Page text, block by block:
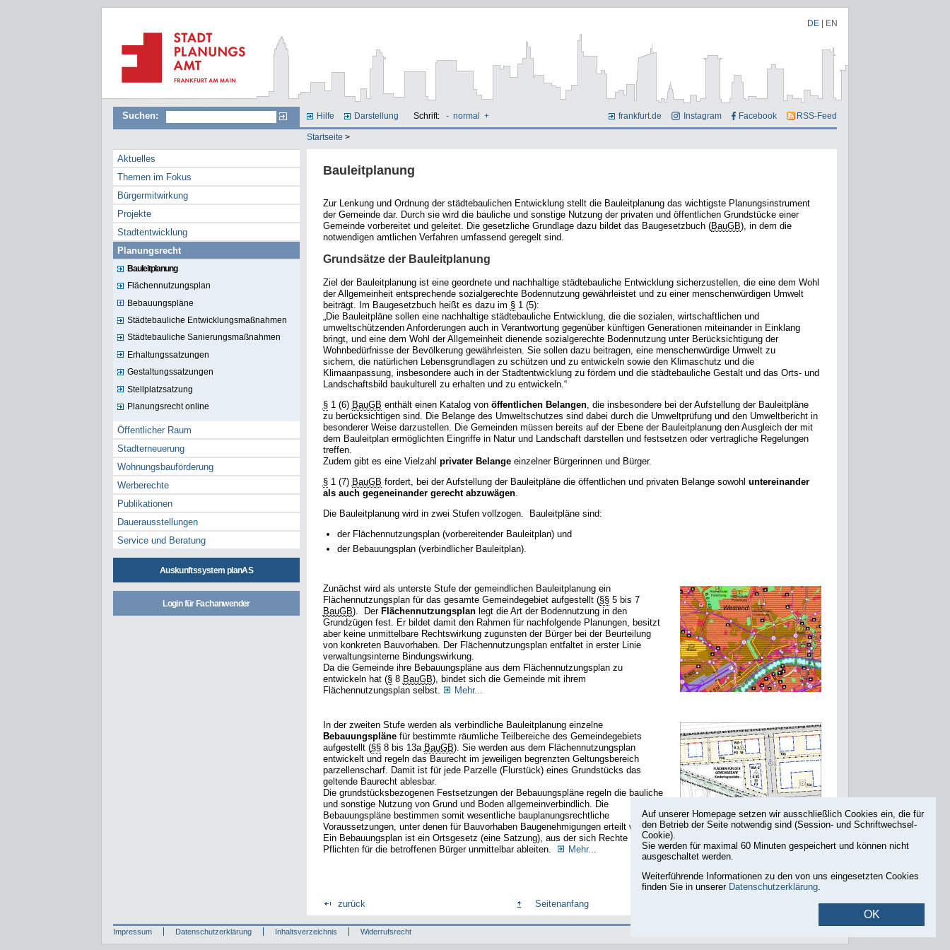
DE EN
Suchen: Hilfe Darstellung Schrift: - normal + frankfurt.de Instagram Facebook RSS-Feed
Startseite >
Aktuelles
Themen im Fokus
Bürgermitwirkung
Projekte
Stadtentwicklung
Planungsrecht
Bauleitplanung
Flächennutzungsplan
Bebauungspläne
Städtebauliche Entwicklungsmaßnahmen
Städtebauliche Sanierungsmaßnahmen
Erhaltungssatzungen
Gestaltungssatzungen
Stellplatzsatzung
Planungsrecht online
Öffentlicher Raum
Stadterneuerung
Wohnungsbauförderung
Werberechte
Publikationen
Dauerausstellungen
Service und Beratung
Auskunftssystem planAS
Login für Fachanwender
Bauleitplanung
Zur Lenkung und Ordnung der städtebaulichen Entwicklung stellt die Bauleitplanung das wichtigste Planungsinstrument
der Gemeinde dar. Durch sie wird die bauliche und sonstige Nutzung der privaten und öffentlichen Grundstücke einer
Gemeinde vorbereitet und geleitet. Die gesetzliche Grundlage dazu bildet das Baugesetzbuch (BauGB), in dem die
notwendigen amtlichen Verfahren umfassend geregelt sind.
Grundsätze der Bauleitplanung
Ziel der Bauleitplanung ist eine geordnete und nachhaltige städtebauliche Entwicklung sicherzustellen, die eine dem Wohl
der Allgemeinheit entsprechende sozialgerechte Bodennutzung gewährleistet und zu einer menschenwürdigen Umwelt
beiträgt. Im Baugesetzbuch heißt es dazu im §1 (5):
„Die Bauleitpläne sollen eine nachhaltige städtebauliche Entwicklung, die die sozialen, wirtschaftlichen und
umweltschützenden Anforderungen auch in Verantwortung gegenüber künftigen Generationen miteinander in Einklang
bringt, und eine dem Wohl der Allgemeinheit dienende sozialgerechte Bodennutzung unter Berücksichtigung der
Wohnbedürfnisse der Bevölkerung gewährleisten. Sie sollen dazu beitragen, eine menschenwürdige Umwelt zu
sichern, die natürlichen Lebensgrundlagen zu schützen und zu entwickeln sowie den Klimaschutz und die
Klimaanpassung, insbesondere auch in der Stadtentwicklung zu fördern und die städtebauliche Gestalt und das Orts- und
Landschaftsbild baukulturell zu erhalten und zu entwickeln.“
§1 (6) BauGB enthält einen Katalog von öffentlichen Belangen, die insbesondere bei der Aufstellung der Bauleitpläne
zu berücksichtigen sind. Die Belange des Umweltschutzes sind dabei durch die Umweltprüfung und den Umweltbericht in
besonderer Weise darzustellen. Die Gemeinden müssen bereits auf der Ebene der Bauleitplanung den Ausgleich der mit
dem Bauleitplan ermöglichten Eingriffe in Natur und Landschaft darstellen und festsetzen oder vertragliche Regelungen
treffen.
Zudem gibt es eine Vielzahl privater Belangeeinzelner Bürgerinnen und Bürger.
§1 (7) BauGB fordert, bei der Aufstellung der Bauleitpläne die öffentlichen und privaten Belange sowohl untereinander
als auch gegeneinander gerecht abzuwägen.
Die Bauleitplanung wird in zwei Stufen vollzogen. Bauleitpläne sind:
der Flächennutzungsplan (vorbereitender Bauleitplan) und
der Bebauungsplan (verbindlicher Bauleitplan).
Zunächst wird als unterste Stufe der gemeindlichen Bauleitplanung ein
Flächennutzungsplan für das gesamte Gemeindegebiet aufgestellt (§§5 bis 7
BauGB). Der Flächennutzungsplanlegt die Art der Bodennutzung in den
Grundzügen fest. Er bildet damit den Rahmen für nachfolgende Planungen, besitzt
aber keine unmittelbare Rechtswirkung zugunsten der Bürger bei der Beurteilung
von konkreten Bauvorhaben. Der Flächennutzungsplan entfaltet in erster Linie
verwaltungsinterne Bindungswirkung.
Da die Gemeinde ihre Bebauungspläne aus dem Flächennutzungsplan zu
entwickeln hat (§8 BauGB), bindet sich die Gemeinde mit ihrem
Flächennutzungsplan selbst.
Mehr...
In der zweiten Stufe werden als verbindliche Bauleitplanung einzelne
Bebauungsplänefür bestimmte räumliche Teilbereiche des Gemeindegebiets
aufgestellt (§§8 bis 13a BauGB). Sie werden aus dem Flächennutzungsplan
entwickelt und regeln das Baurecht im jeweiligen begrenzten Geltungsbereich
parzellenscharf. Damit ist für jede Parzelle (Flurstück) eines Grundstücks das
geltende Baurecht ablesbar.
Die grundstücksbezogenen Festsetzungen der Bebauungspläne regeln die bauliche
und sonstige Nutzung von Grund und Boden allgemeinverbindlich. Die
Bebauungspläne bestimmen somit wesentliche bauplanungsrechtliche
Voraussetzungen, unter denen für Bauvorhaben Baugenehmigungen erteilt werden.
Ein Bebauungsplan ist ein Ortsgesetz (eine Satzung), aus der sich Rechte und
Pflichten für die betroffenen Bürger unmittelbar ableiten.
Mehr...
zurück Seitenanfang
Impressum Datenschutzerklärung Inhaltsverzeichnis Widerrufsrecht
Auf unserer Homepage setzen wir ausschließlich Cookies ein, die für
den Betrieb der Seite notwendig sind (Session- und Schriftwechsel-
Cookie).
Sie werden für maximal 60 Minuten gespeichert und können nicht
ausgeschaltet werden.
Weiterführende Informationen zu den von uns eingesetzten Cookies
finden Sie in unserer Datenschutzerklärung.
OK